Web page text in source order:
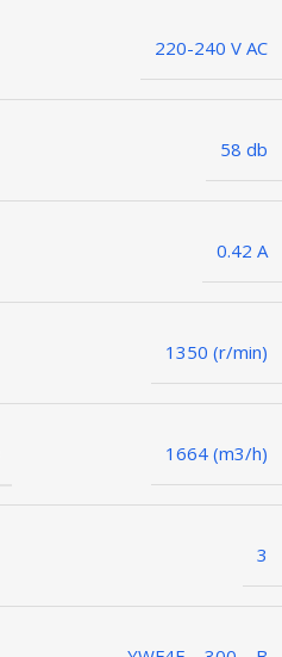
220-240 V AC
58 db
0.42 A
1350 (r/min)
1664 (m3/h)
3